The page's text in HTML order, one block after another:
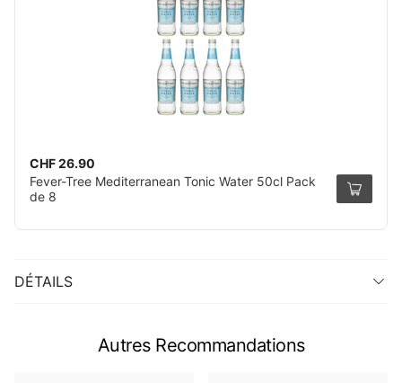
CHF 26.90
Fever-Tree Mediterranean Tonic Water 50cl Pack
de 8
DÉTAILS
Autres Recommandations